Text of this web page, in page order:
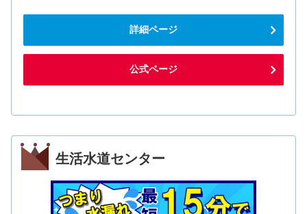
詳細ページ
公式ページ
生活水道センター